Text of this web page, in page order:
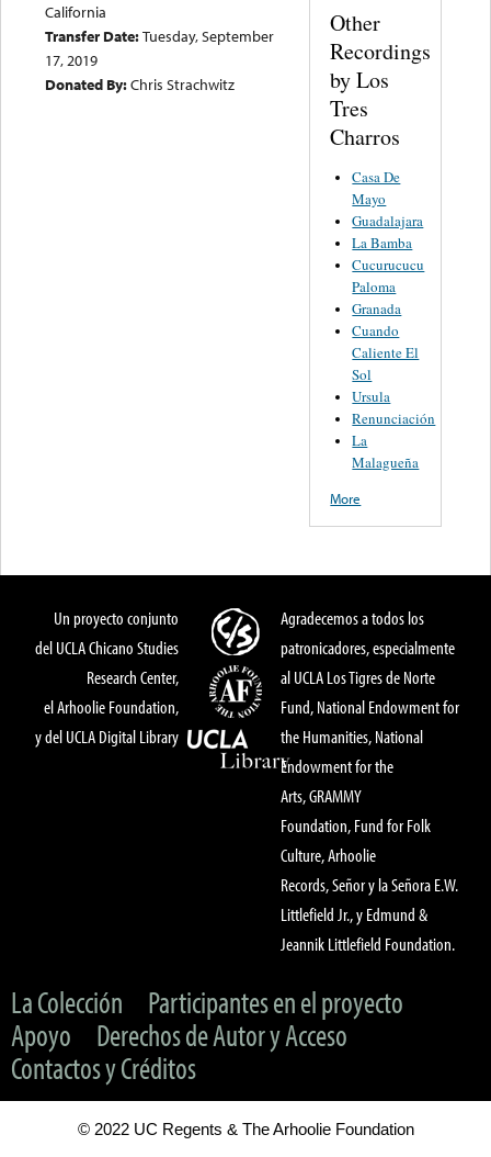
California
Transfer Date:Tuesday, September
17, 2019
Donated By:Chris Strachwitz
Other
Recordings
by Los
Tres
Charros
Casa De
Mayo
Guadalajara
La Bamba
Cucurucucu
Paloma
Granada
Cuando
Caliente El
Sol
Ursula
Renunciación
La
Malagueña
More
Un proyecto conjunto
del UCLA Chicano Studies
Research Center,
el Arhoolie Foundation,
y del UCLA Digital Library
Agradecemos a todos los
patronicadores, especialmente
al UCLA Los Tigres de Norte
Fund, National Endowment for
the Humanities, National
Endowment for the
Arts, GRAMMY
Foundation, Fund for Folk
Culture, Arhoolie
Records, Señor y la Señora E.W.
Littlefield Jr., y Edmund &
Jeannik Littlefield Foundation.
La Colección
Participantes en el proyecto
Apoyo
Derechos de Autor y Acceso
Contactos y Créditos
© 2022 UC Regents & The Arhoolie Foundation